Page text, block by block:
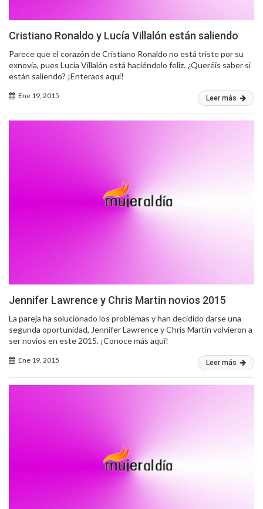
Cristiano Ronaldo y Lucía Villalón están saliendo
Parece que el corazón de Cristiano Ronaldo no está triste por su
exnovia, pues Lucía Villalón está haciéndolo feliz. ¿Queréis saber si
están saliendo? ¡Enteraos aquí!
Ene 19, 2015 Leer más
Jennifer Lawrence y Chris Martin novios 2015
La pareja ha solucionado los problemas y han decidido darse una
segunda oportunidad, Jennifer Lawrence y Chris Martin volvieron a
ser novios en este 2015. ¡Conoce más aquí!
Ene 19, 2015 Leer más